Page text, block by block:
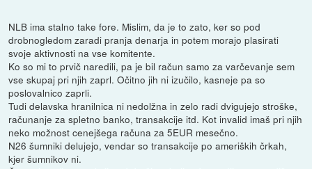
NLB ima stalno take fore. Mislim, da je to zato, ker so pod
drobnogledom zaradi pranja denarja in potem morajo plasirati
svoje aktivnosti na vse komitente.
Ko so mi to prvič naredili, pa je bil račun samo za varčevanje sem
vse skupaj pri njih zaprl. Očitno jih ni izučilo, kasneje pa so
poslovalnico zaprli.
Tudi delavska hranilnica ni nedolžna in zelo radi dvigujejo stroške,
računanje za spletno banko, transakcije itd. Kot invalid imaš pri njih
neko možnost cenejšega računa za 5EUR mesečno.
N26 šumniki delujejo, vendar so transakcije po ameriških črkah,
kjer šumnikov ni.